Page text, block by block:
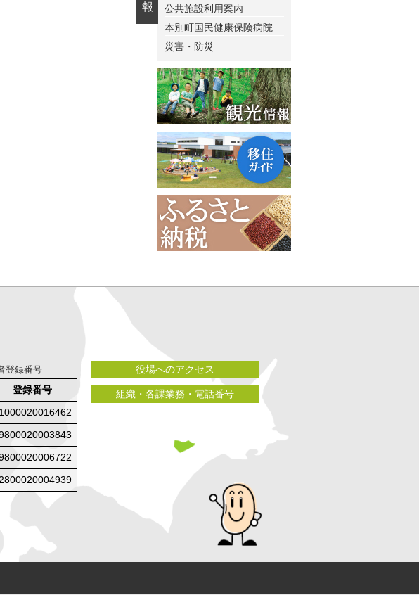
報
公共施設利用案内
本別町国民健康保険病院
災害・防災
登録番号
登録番号
役場へのアクセス
組織・各課業務・電話番号